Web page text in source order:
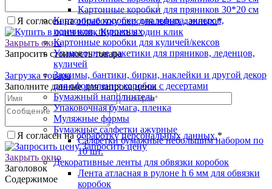
Картонные коробки для пряников 30*20 см
Картонные коробки для зефира, эклеров,
пончиков, пирожных
Картонные коробки для куличей/кексов
Упаковочные пакетики для пряников, леденцов,
куличей
Зажимы, бантики, бирки, наклейки и другой декор
для оформления коробок с десертами
Бумажный наполнитель
Упаковочная бумага, пленка
Муляжные формы
Бумажные салфетки ажурные
Салфетки бумажные небольшим набором по
10 шт.
Декоративные ленты для обвязки коробок
Лента атласная в рулоне h 6 мм для обвязки
коробок
Я согласен наобработку персональных данных.*
Купить в один клик
Закрыть окно
Запросить стоимость товара
Загрузка товара
Заполните данные для запроса цены
Я согласен наобработку персональных данных.*
Запросить цену
Закрыть окно
Заголовок
Содержимое